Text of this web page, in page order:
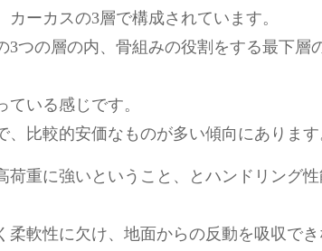
ーカスの3層で構成されています。
3つの層の内、骨組みの役割をする最下
いる感じです。
比較的安価なものが多い傾向にあります
荷重に強いということ、とハンドリング
軟性に欠け、地面からの反動を吸収で